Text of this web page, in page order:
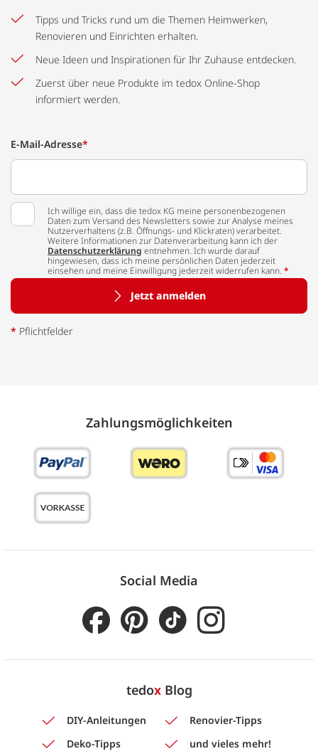
Tipps und Tricks rund um die Themen Heimwerken,
Renovieren und Einrichten erhalten.
Neue Ideen und Inspirationen für Ihr Zuhause entdecken.
Zuerst über neue Produkte im tedox Online-Shop
informiert werden.
E-Mail-Adresse*
Ich willige ein, dass die tedox KG meine personenbezogenen
Daten zum Versand des Newsletters sowie zur Analyse meines
Nutzerverhaltens (z.B. Öffnungs- und Klickraten) verarbeitet.
Weitere Informationen zur Datenverarbeitung kann ich der
Datenschutzerklärung entnehmen. Ich wurde darauf
hingewiesen, dass ich meine persönlichen Daten jederzeit
einsehen und meine Einwilligung jederzeit widerrufen kann. *
Jetzt anmelden
* Pflichtfelder
Zahlungs­möglich­keiten
Social Media
tedoxBlog
DIY-Anleitungen
Renovier-Tipps
Deko-Tipps
und vieles mehr!